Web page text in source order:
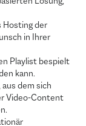
Hosting der
in Ihrer
Playlist bespielt
kann.
dem sich
Video-Content